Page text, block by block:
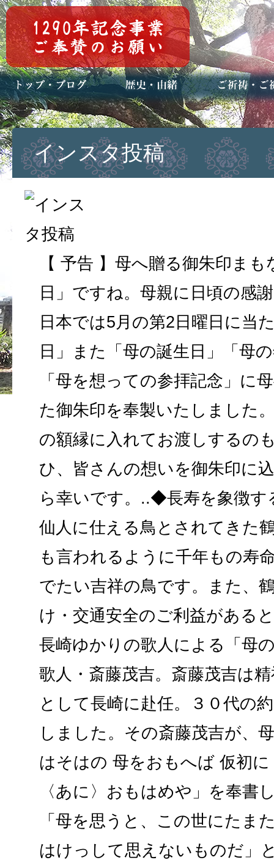
トップページ
ブログ(日々八百万)
お知らせ一覧 歴史・ご祭神
年中行事
メディア掲載 ご祈祷・ご祈
安産祈願
初宮参り
七五三詣
長寿のお祝い
神前結婚式
厄祓い・方位
車のお祓い
地鎮祭
神葬祭（神式
インスタ投稿
【 予告 】母へ贈る御朱印ま
日」ですね。母親に日頃の感
日本では5月の第2日曜日に当
日」また「母の誕生日」「母
「母を想っての参拝記念」に
た御朱印を奉製いたしました
の額縁に入れてお渡しするの
ひ、皆さんの想いを御朱印に
ら幸いです。..◆長寿を象徴す
仙人に仕える鳥とされてきた
も言われるように千年もの寿
でたい吉祥の鳥です。また、
け・交通安全のご利益がある
長崎ゆかりの歌人による「母
歌人・斎藤茂吉。斎藤茂吉は
として長崎に赴任。３０代の
しました。その斎藤茂吉が、
はそはの 母をおもへば 仮初
〈あに〉おもはめや」を奉書
「母を思うと、この世にたま
はけっして思えないものだ」